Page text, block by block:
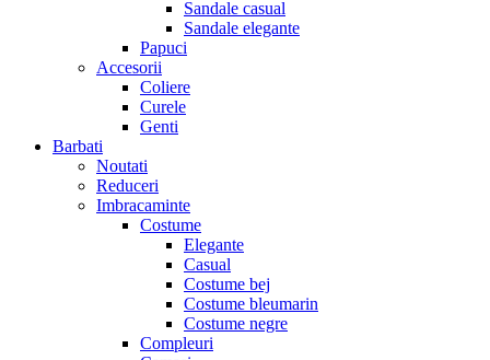
Sandale casual
Sandale elegante
Papuci
Accesorii
Coliere
Curele
Genti
Barbati
Noutati
Reduceri
Imbracaminte
Costume
Elegante
Casual
Costume bej
Costume bleumarin
Costume negre
Compleuri